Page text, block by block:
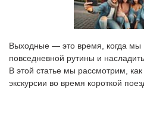
Выходные — это время, когда мы
повседневной рутины и
В этой статье мы рассмотрим,
экскурсии во время короткой